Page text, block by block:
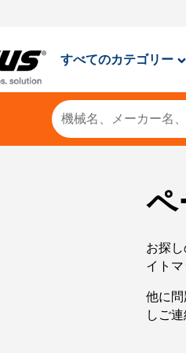
すべてのカテゴリー
ペ
お探
イト
他に
しご